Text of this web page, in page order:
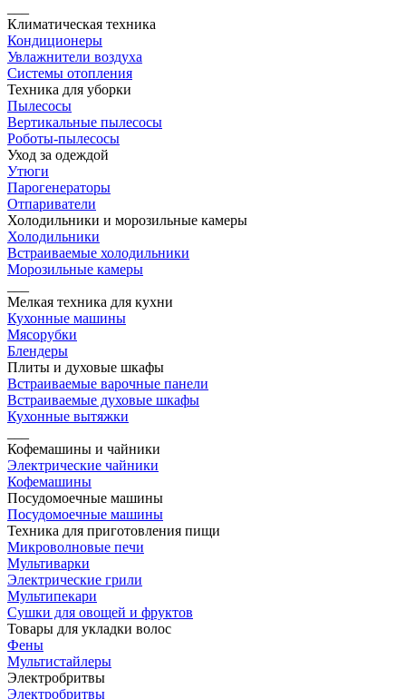
Климатическая техника
Кондиционеры
Увлажнители воздуха
Системы отопления
Техника для уборки
Пылесосы
Вертикальные пылесосы
Роботы-пылесосы
Уход за одеждой
Утюги
Парогенераторы
Отпариватели
Холодильники и морозильные камеры
Холодильники
Встраиваемые холодильники
Морозильные камеры
Мелкая техника для кухни
Кухонные машины
Мясорубки
Блендеры
Плиты и духовые шкафы
Встраиваемые варочные панели
Встраиваемые духовые шкафы
Кухонные вытяжки
Кофемашины и чайники
Электрические чайники
Кофемашины
Посудомоечные машины
Посудомоечные машины
Техника для приготовления пищи
Микроволновые печи
Мультиварки
Электрические грили
Мультипекари
Сушки для овощей и фруктов
Товары для укладки волос
Фены
Мультистайлеры
Электробритвы
Электробритвы